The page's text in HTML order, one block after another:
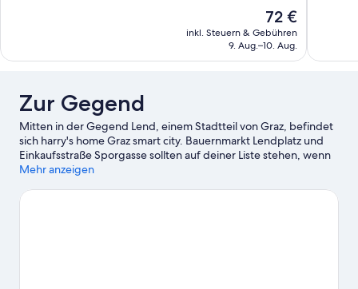
Bewertungen
Der
Preis
beträgt
72 €
inkl. Steuern & Gebühren
9. Aug.–10. Aug.
Zur Gegend
Mitten in der Gegend Lend, einem Stadtteil von Graz, befindet
sich harry's home Graz smart city. Bauernmarkt Lendplatz und
Einkaufsstraße Sporgasse sollten auf deiner Liste stehen, wenn
du gerne shoppen gehst. Wenn du dagegen lieber die Natur
Planetengarten und Schloss Eggenberg. Du möchtest deinen
Mehr anzeigen